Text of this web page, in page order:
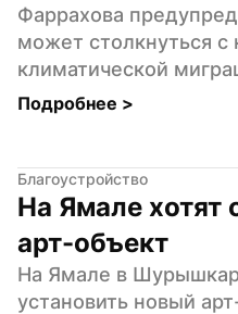
Фаррахова
может столкнуться с
климатической
Подробнее >
Благоустройство
На Ямале хотят
арт-объект
На Ямале в
установить новый